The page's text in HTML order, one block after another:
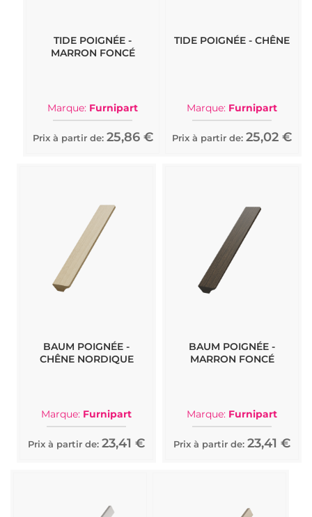
TIDE POIGNÉE -
MARRON FONCÉ
Marque: Furnipart
Prix à partir de: 25,86 €
TIDE POIGNÉE - CHÊNE
Marque: Furnipart
Prix à partir de: 25,02 €
BAUM POIGNÉE -
CHÊNE NORDIQUE
Marque: Furnipart
Prix à partir de: 23,41 €
BAUM POIGNÉE -
MARRON FONCÉ
Marque: Furnipart
Prix à partir de: 23,41 €